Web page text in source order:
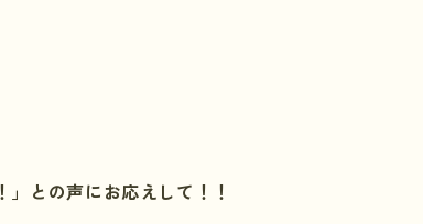
」との声にお応えして！！